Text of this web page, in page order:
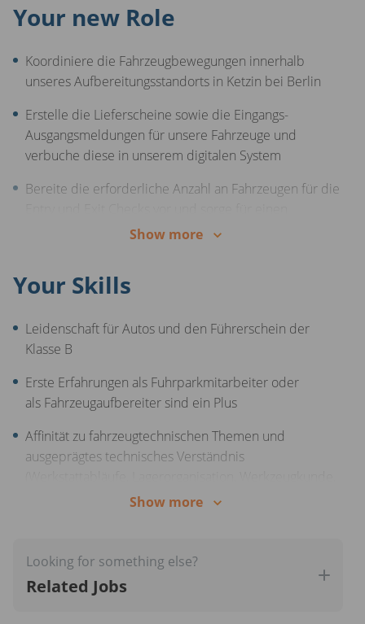
28 Tage Urlaub zum Start und nach einem Jahr 30 Tage
Your new Role
Koordiniere die Fahrzeugbewegungen innerhalb
unseres Aufbereitungsstandorts in Ketzin bei Berlin
Erstelle die Lieferscheine sowie die Eingangs-
Ausgangsmeldungen für unsere Fahrzeuge und
verbuche diese in unserem digitalen System
Bereite die erforderliche Anzahl an Fahrzeugen für die
reibungslosen Arbeitsablauf unserer
Stelle die Priorisierung unserer Fahrzeuge bei den
Fahrzeugaufbereitung im Innen- und Außenbereich
Übernimm allgemeine administrative Aufgaben,
scanne und übermittle Dokumente über unsere App
und verwalte unseren Fahrzeugbestand
Show more
Your Skills
Leidenschaft für Autos und den Führerschein der
Klasse B
Erste Erfahrungen als Fuhrparkmitarbeiter oder
als Fahrzeugaufbereiter sind ein Plus
Affinität zu fahrzeugtechnischen Themen und
ausgeprägtes technisches Verständnis
Belastbarkeit, Eigeninitiative sowie ausgeprägte
Show more
Looking for something else?
Related Jobs